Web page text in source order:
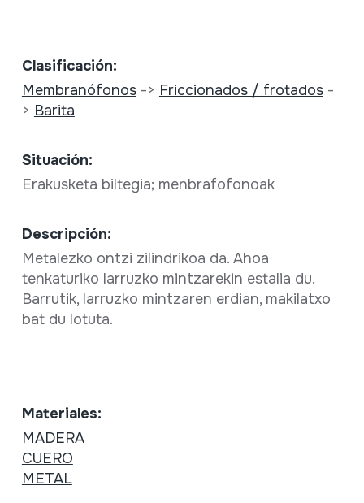
Clasificación:
Membranófonos-> Friccionados / frotados-
> Barita
Situación:
Erakusketa biltegia; menbrafofonoak
Descripción:
Metalezko ontzi zilindrikoa da. Ahoa
tenkaturiko larruzko mintzarekin estalia du.
Barrutik, larruzko mintzaren erdian, makilatxo
bat du lotuta.
Materiales:
MADERA
CUERO
METAL